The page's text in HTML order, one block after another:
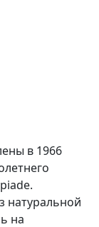
в 1966
натуральной
на